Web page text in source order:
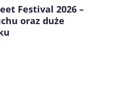
Festival 2026 –
oraz duże